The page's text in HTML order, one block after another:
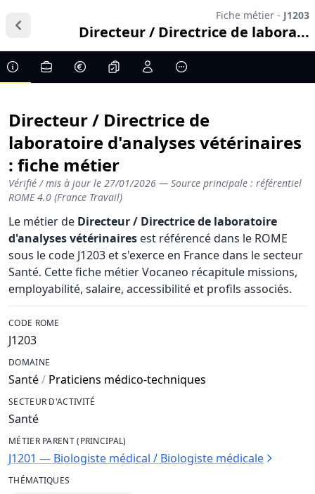
Fiche métier - J1203
Directeur / Directrice de labora...
Directeur / Directrice de
laboratoire d'analyses vétérinaires
: fiche métier
Vérifié / mis à jour le 27/01/2026 — Source principale : référentiel
ROME 4.0 (France Travail)
Le métier de Directeur / Directrice de laboratoire
d'analyses vétérinaires est référencé dans le ROME
sous le code J1203 et s'exerce en France dans le secteur
Santé. Cette fiche métier Vocaneo récapitule missions,
employabilité, salaire, accessibilité et profils associés.
CODE ROME
J1203
DOMAINE
Santé/ Praticiens médico-techniques
SECTEUR D'ACTIVITÉ
Santé
MÉTIER PARENT (PRINCIPAL)
J1201 — Biologiste médical / Biologiste médicale
THÉMATIQUES